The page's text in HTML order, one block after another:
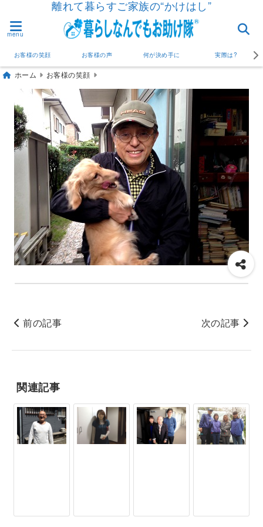
離れて暮らすご家族の“かけはし”
menu
お客様の笑顔 お客様の声 何が決め手に 実際は?
ホーム お客様の笑顔
前の記事 次の記事
関連記事